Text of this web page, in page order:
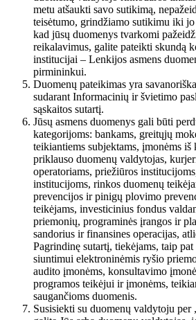
metu atšaukti savo sutikimą,
teisėtumo, grindžiamo sutikimu iki jo
kad jūsų duomenys tvarkomi
reikalavimus, galite pateikti skundą
institucijai – Lenkijos asmens
pirmininkui.
Duomenų pateikimas yra
sudarant Informacinių ir švietimo
sąskaitos sutartį.
Jūsų asmens duomenys gali būti
kategorijoms: bankams, greitųjų
teikiantiems subjektams, įmonėms
priklauso duomenų valdytojas,
operatoriams, priežiūros
institucijoms, rinkos duomenų
prevencijos ir pinigų plovimo
teikėjams, investicinius fondus
priemonių, programinės įrangos ir
sandorius ir finansines operacijas,
Pagrindinę sutartį, tiekėjams, taip
siuntimui elektroninėmis ryšio
audito įmonėms, konsultavimo
programos teikėjui ir įmonėms,
saugančioms duomenis.
Susisiekti su duomenų valdytoju per